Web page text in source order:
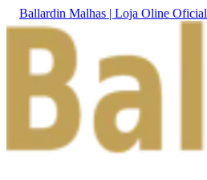
Ballardin Malhas | Loja Oline Oficial